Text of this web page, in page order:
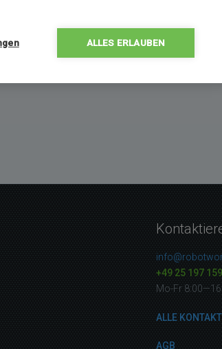
+49 25 197
Mo-Fr
ALLE
AGB
ALLES ERLAUBEN